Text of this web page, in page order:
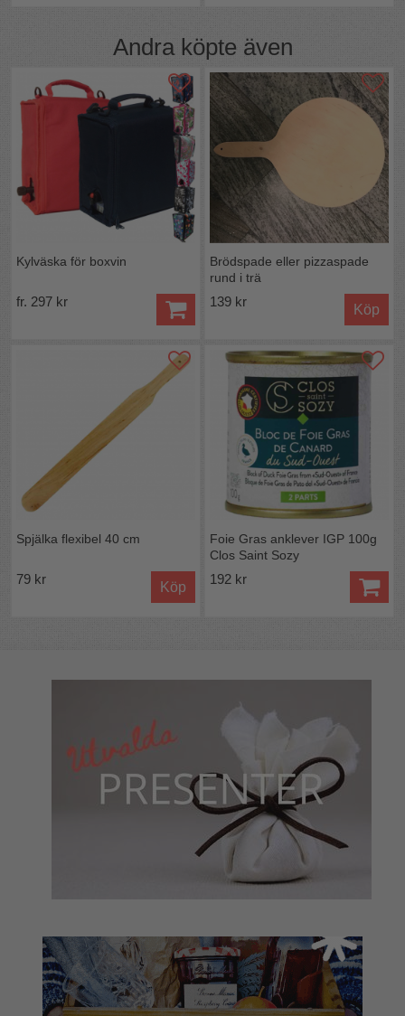
Vanlig butangas / tändargas (
Gas ingår ej, köpes separat på flaska)
Tillverkningsland:
Andra köpte även
Kylväska för boxvin
fr. 297 kr
Brödspade eller pizzaspade
rund i trä
139 kr
Köp
Spjälka flexibel 40 cm
79 kr
Köp
Foie Gras anklever IGP 100g
Clos Saint Sozy
192 kr